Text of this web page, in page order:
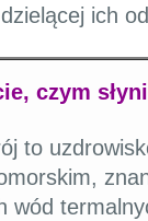
ich
czym
to
wód